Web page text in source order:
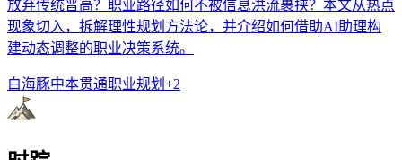
放弃传统普高？职业路径如何不被信息洪流裹挟？本文从热点
现象切入，拆解理性规划方法论，并介绍如何借助AI助理构
建动态调整的职业决策系统。
白海豚中本贯通职业规划 +2